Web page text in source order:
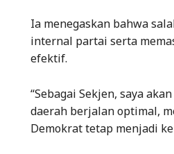
Ia menegaskan bahwa
internal partai serta
efektif.
“Sebagai Sekjen, saya
daerah berjalan optimal,
Demokrat tetap menjadi